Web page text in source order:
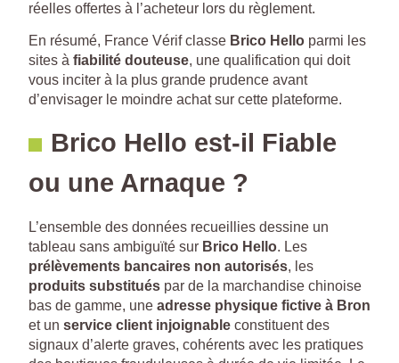
réelles offertes à l’acheteur lors du règlement.
En résumé, France Vérif classe Brico Hello parmi les
sites à fiabilité douteuse, une qualification qui doit
vous inciter à la plus grande prudence avant
d’envisager le moindre achat sur cette plateforme.
Brico Hello est-il Fiable
ou une Arnaque ?
L’ensemble des données recueillies dessine un
tableau sans ambiguïté sur Brico Hello. Les
prélèvements bancaires non autorisés, les
produits substitués par de la marchandise chinoise
bas de gamme, une adresse physique fictive à Bron
et un service client injoignable constituent des
signaux d’alerte graves, cohérents avec les pratiques